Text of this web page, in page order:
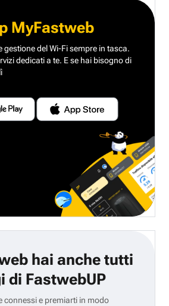
MyFastweb
gestione del Wi-Fi sempre in tasca.
dedicati a te. E se hai bisogno di
hai anche tutti
di FastwebUP
connessi e premiarti in modo